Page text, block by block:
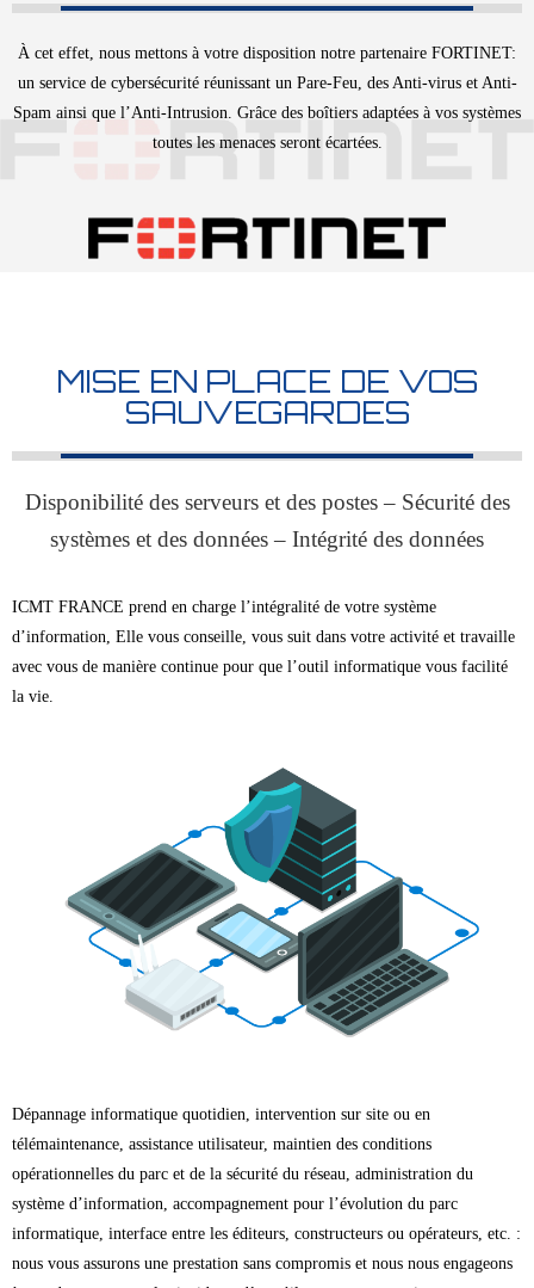
À cet effet, nous mettons à votre disposition notre partenaire FORTINET:
un service de cybersécurité réunissant un Pare-Feu, des Anti-virus et Anti-
Spam ainsi que l’Anti-Intrusion. Grâce des boîtiers adaptées à vos systèmes
toutes les menaces seront écartées.
MISE EN PLACE DE VOS
SAUVEGARDES
Disponibilité des serveurs et des postes – Sécurité des
systèmes et des données – Intégrité des données
ICMT FRANCE prend en charge l’intégralité de votre système
d’information, Elle vous conseille, vous suit dans votre activité et travaille
avec vous de manière continue pour que l’outil informatique vous facilité
la vie.
Dépannage informatique quotidien, intervention sur site ou en
télémaintenance, assistance utilisateur, maintien des conditions
opérationnelles du parc et de la sécurité du réseau, administration du
système d’information, accompagnement pour l’évolution du parc
informatique, interface entre les éditeurs, constructeurs ou opérateurs, etc. :
nous vous assurons une prestation sans compromis et nous nous engageons